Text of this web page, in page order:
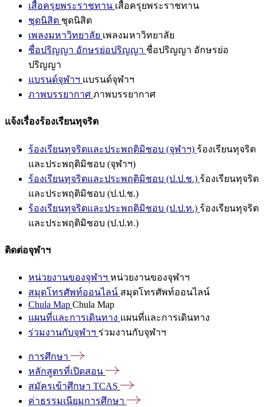
เสื้อครุยพระราชทาน เสื้อครุยพระราชทาน
ชุดนิสิต ชุดนิสิต
เพลงมหาวิทยาลัย เพลงมหาวิทยาลัย
ชื่อปริญญา อักษรย่อปริญญา ชื่อปริญญา อักษรย่อ
ปริญญา
แบรนด์จุฬาฯ แบรนด์จุฬาฯ
ภาพบรรยากาศ ภาพบรรยากาศ
แจ้งเรื่องร้องเรียนทุจริต
ร้องเรียนทุจริตและประพฤติมิชอบ (จุฬาฯ) ร้องเรียนทุจริต
และประพฤติมิชอบ (จุฬาฯ)
ร้องเรียนทุจริตและประพฤติมิชอบ (ป.ป.ช.) ร้องเรียนทุจริต
และประพฤติมิชอบ (ป.ป.ช.)
ร้องเรียนทุจริตและประพฤติมิชอบ (ป.ป.ท.) ร้องเรียนทุจริต
และประพฤติมิชอบ (ป.ป.ท.)
ติดต่อจุฬาฯ
หน่วยงานของจุฬาฯ หน่วยงานของจุฬาฯ
สมุดโทรศัพท์ออนไลน์ สมุดโทรศัพท์ออนไลน์
Chula Map Chula Map
แผนที่และการเดินทาง แผนที่และการเดินทาง
ร่วมงานกับจุฬาฯ ร่วมงานกับจุฬาฯ
การศึกษา
หลักสูตรที่เปิดสอน
สมัครเข้าศึกษา TCAS
ค่าธรรมเนียมการศึกษา